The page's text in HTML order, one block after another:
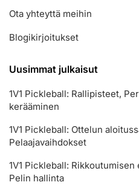
Ota yhteyttä meihin
Blogikirjoitukset
Uusimmat julkaisut
1V1 Pickleball: Rallipisteet,
kerääminen
1V1 Pickleball: Ottelun
Pelaajavaihdokset
1V1 Pickleball:
Pelin hallinta